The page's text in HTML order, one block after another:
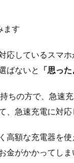
ます
応しているスマ
ばないと 「思っ
ちの方で、急速
、急速充電に対
高額な充電器を
金がかかってし